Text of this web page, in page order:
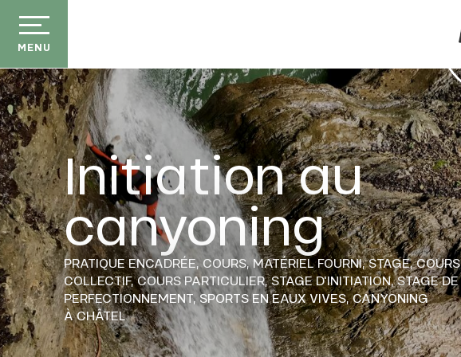
contenu
principal
MENU
Initiation au
canyoning
PRATIQUE ENCADRÉE, COURS,MATÉRIEL FOURNI,STAGE,COURS
COLLECTIF,COURS PARTICULIER,STAGE D'INITIATION,STAGE DE
PERFECTIONNEMENT,SPORTS EN EAUX VIVES,CANYONING
À CHÂTEL